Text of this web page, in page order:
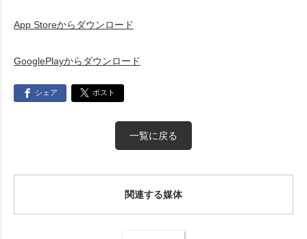
App Storeからダウンロード
GooglePlayからダウンロード
シェア ポスト
一覧に戻る
関連する媒体